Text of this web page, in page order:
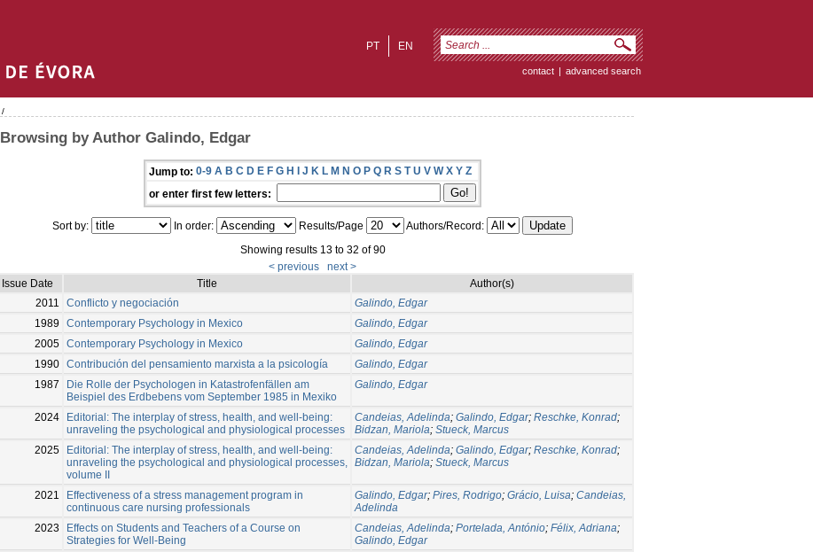
EN
PT
contact | advanced search
/
Browsing by Author Galindo, Edgar
Jump to: 0-9 A B C D E F G H I J K L M N O P Q R S T U V W X Y Z
or enter first few letters:
Sort by: In order: Results/Page
Authors/Record:
Showing results 13 to 32 of 90
< previous
next >
Issue Date
Title
Author(s)
2011
Conflicto y negociación
Galindo, Edgar
1989
Contemporary Psychology in Mexico
Galindo, Edgar
2005 Contemporary Psychology in Mexico
Galindo, Edgar
1990 Contribución del pensamiento marxista a la psicología
Galindo, Edgar
1987
Die Rolle der Psychologen in Katastrofenfällen am
Beispiel des Erdbebens vom September 1985 in Mexiko
Galindo, Edgar
2024
Editorial: The interplay of stress, health, and well-being:
unraveling the psychological and physiological processes
Candeias, Adelinda; Galindo, Edgar; Reschke, Konrad;
Bidzan, Mariola; Stueck, Marcus
2025
Editorial: The interplay of stress, health, and well-being:
unraveling the psychological and physiological processes,
volume II
Candeias, Adelinda; Galindo, Edgar; Reschke, Konrad;
Bidzan, Mariola; Stueck, Marcus
2021
Effectiveness of a stress management program in
continuous care nursing professionals
Galindo, Edgar; Pires, Rodrigo; Grácio, Luisa; Candeias,
Adelinda
2023
Effects on Students and Teachers of a Course on
Strategies for Well-Being
Candeias, Adelinda; Portelada, António; Félix, Adriana;
Galindo, Edgar